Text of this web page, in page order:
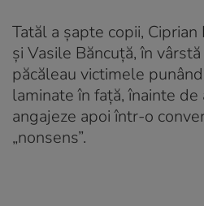
Tatăl a șapte copii,
și Vasile Băncuță, în
păcăleau victimele
laminate în față, înainte de
angajeze apoi într-o
„nonsens”.